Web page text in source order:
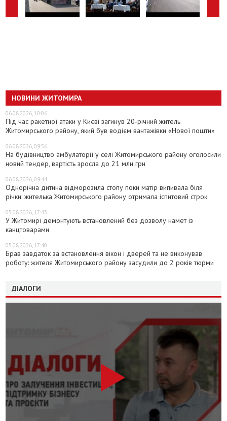
НОВИНИ ЖИТОМИРА
06.08.2026, 10:06
Під час ракетної атаки у Києві загинув 20-річний житель
Житомирського району, який був водієм вантажівки «Нової пошти»
06.08.2026, 09:56
На будівництво амбулаторії у селі Житомирського району оголосили
новий тендер, вартість зросла до 21 млн грн
06.08.2026, 09:44
Однорічна дитина відморозила стопу поки матір випивала біля
річки: жителька Житомирського району отримала іспитовий строк
05.08.2026, 17:43
У Житомирі демонтують встановлений без дозволу намет із
канцтоварами
05.08.2026, 17:40
Брав завдаток за встановлення вікон і дверей та не виконував
роботу: жителя Житомирського району засудили до 2 років тюрми
ДІАЛОГИ